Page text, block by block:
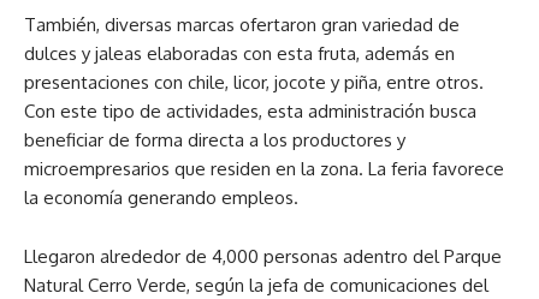
También, diversas marcas ofertaron gran variedad de
dulces y jaleas elaboradas con esta fruta, además en
presentaciones con chile, licor, jocote y piña, entre otros.
Con este tipo de actividades, esta administración busca
beneficiar de forma directa a los productores y
microempresarios que residen en la zona. La feria favorece
la economía generando empleos.
Llegaron alrededor de 4,000 personas adentro del Parque
Natural Cerro Verde, según la jefa de comunicaciones del